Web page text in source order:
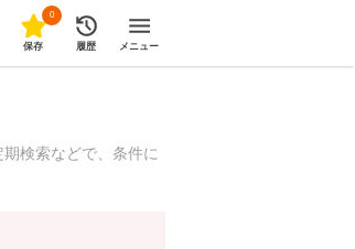
0
保存 履歴 メニュー
検索などで、条件に